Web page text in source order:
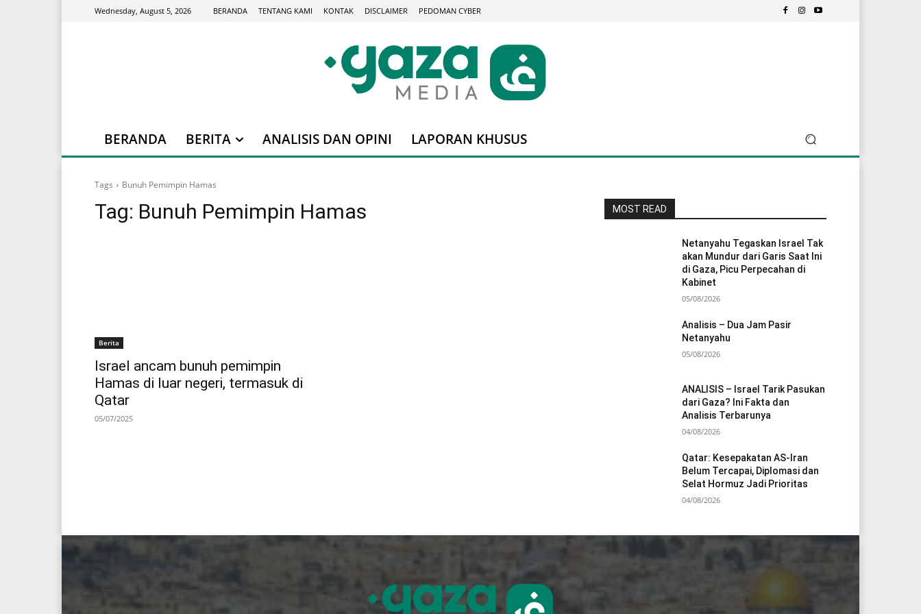
Wednesday, August 5, 2026 BERANDA TENTANG KAMI KONTAK DISCLAIMER PEDOMAN CYBER
BERANDA BERITA ANALISIS DAN OPINI LAPORAN KHUSUS
Tags Bunuh Pemimpin Hamas
Tag: Bunuh Pemimpin Hamas
Berita
Israel ancam bunuh pemimpin
Hamas di luar negeri, termasuk di
Qatar
05/07/2025
MOST READ
Netanyahu Tegaskan Israel Tak
akan Mundur dari Garis Saat Ini
di Gaza, Picu Perpecahan di
Kabinet
05/08/2026
Analisis – Dua Jam Pasir
Netanyahu
05/08/2026
ANALISIS – Israel Tarik Pasukan
dari Gaza? Ini Fakta dan
Analisis Terbarunya
04/08/2026
Qatar: Kesepakatan AS-Iran
Belum Tercapai, Diplomasi dan
Selat Hormuz Jadi Prioritas
04/08/2026